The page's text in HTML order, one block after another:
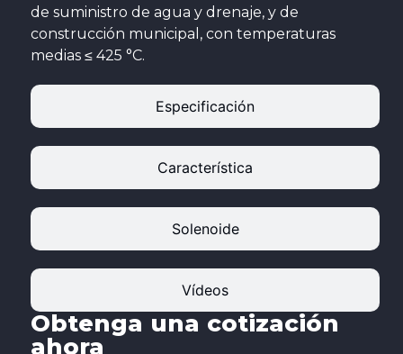
Especificación
Característica
Solenoide
Vídeos
de suministro de agua y drenaje, y de
construcción municipal, con temperaturas
medias ≤ 425 °C.
Obtenga una cotización
ahora